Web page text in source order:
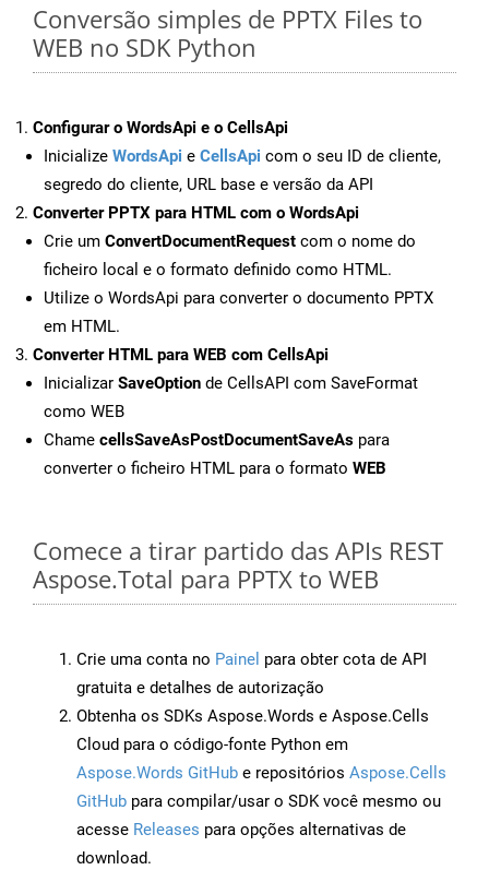
Conversão simples de PPTX Files to
WEB no SDK Python
Configurar o WordsApi e o CellsApi
Inicialize WordsApi e CellsApi com o seu ID de cliente,
segredo do cliente, URL base e versão da API
Converter PPTX para HTML com o WordsApi
Crie um ConvertDocumentRequest com o nome do
ficheiro local e o formato definido como HTML.
Utilize o WordsApi para converter o documento PPTX
em HTML.
Converter HTML para WEB com CellsApi
Inicializar SaveOption de CellsAPI com SaveFormat
como WEB
Chame cellsSaveAsPostDocumentSaveAs para
converter o ficheiro HTML para o formato WEB
Comece a tirar partido das APIs REST
Aspose.Total para PPTX to WEB
Crie uma conta no Painel para obter cota de API
gratuita e detalhes de autorização
Obtenha os SDKs Aspose.Words e Aspose.Cells
Cloud para o código-fonte Python em
Aspose.Words GitHub e repositórios Aspose.Cells
GitHub para compilar/usar o SDK você mesmo ou
acesse Releases para opções alternativas de
download.